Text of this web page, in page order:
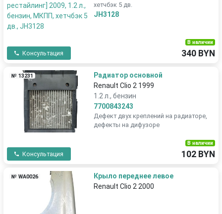
хетчбэк 5 дв.
JH3128
Консультация
В наличии
340 BYN
№ 13231
Радиатор основной
Renault Clio 2 1999
1.2 л., бензин
7700843243
Дефект двух креплений на радиаторе,
дефекты на дифузоре
Консультация
В наличии
102 BYN
№ WA0026
Крыло переднее левое
Renault Clio 2 2000